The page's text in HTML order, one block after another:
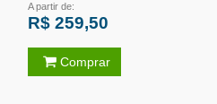
A partir de:
R$ 259,50
Comprar